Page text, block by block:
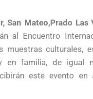
San Mateo,Prado Las
al Encuentro
muestras culturales,
en familia, de igual
este evento en